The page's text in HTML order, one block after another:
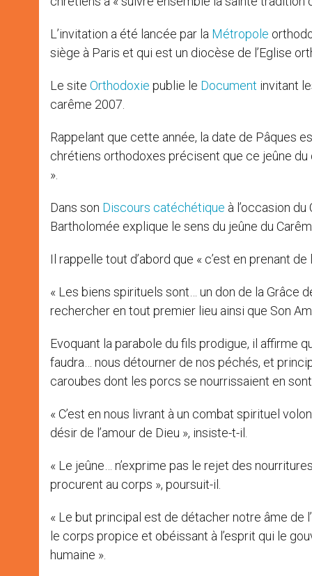
L’invitation a été lancée par la Métropole
siège à Paris et qui est un diocèse de l’Eglise
Le site Orthodoxie publie le Document invitant
carême 2007.
Rappelant que cette année, la date de Pâques
chrétiens orthodoxes précisent que ce jeûne
».
Dans son Discours catéchétique à l’occasion
Bartholomée explique le sens du jeûne du
Il rappelle tout d’abord que « c’est en prenant
« Les biens spirituels sont… un don de la Grâce
rechercher en tout premier lieu ainsi que Son
Evoquant la parabole du fils prodigue, il affirme
faudra… nous détourner de nos péchés, et
caroubes dont les porcs se nourrissaient en
« C’est en nous livrant à un combat spirituel
désir de l’amour de Dieu », insiste-t-il.
« Le jeûne… n’exprime pas le rejet des
procurent au corps », poursuit-il.
« Le but principal est de détacher notre âme de
le corps propice et obéissant à l’esprit qui le
humaine ».